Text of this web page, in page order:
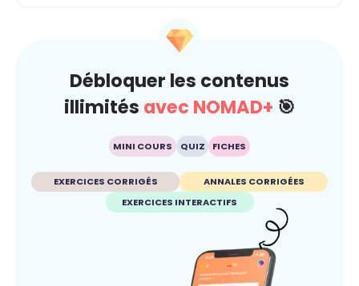
Débloquer les contenus
illimités avec NOMAD+ 🎯
MINI COURS QUIZ FICHES
EXERCICES CORRIGÉS
ANNALES CORRIGÉES
EXERCICES INTERACTIFS